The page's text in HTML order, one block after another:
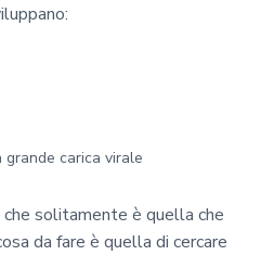
carica virale
che solitamente è quella che
da fare è quella di cercare